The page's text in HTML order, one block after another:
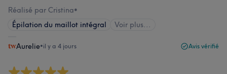
Réalisé par Cristina•
Épilation du maillot intégral
Voir plus...
Aurelie•il y a 4 jours Avis vérifié